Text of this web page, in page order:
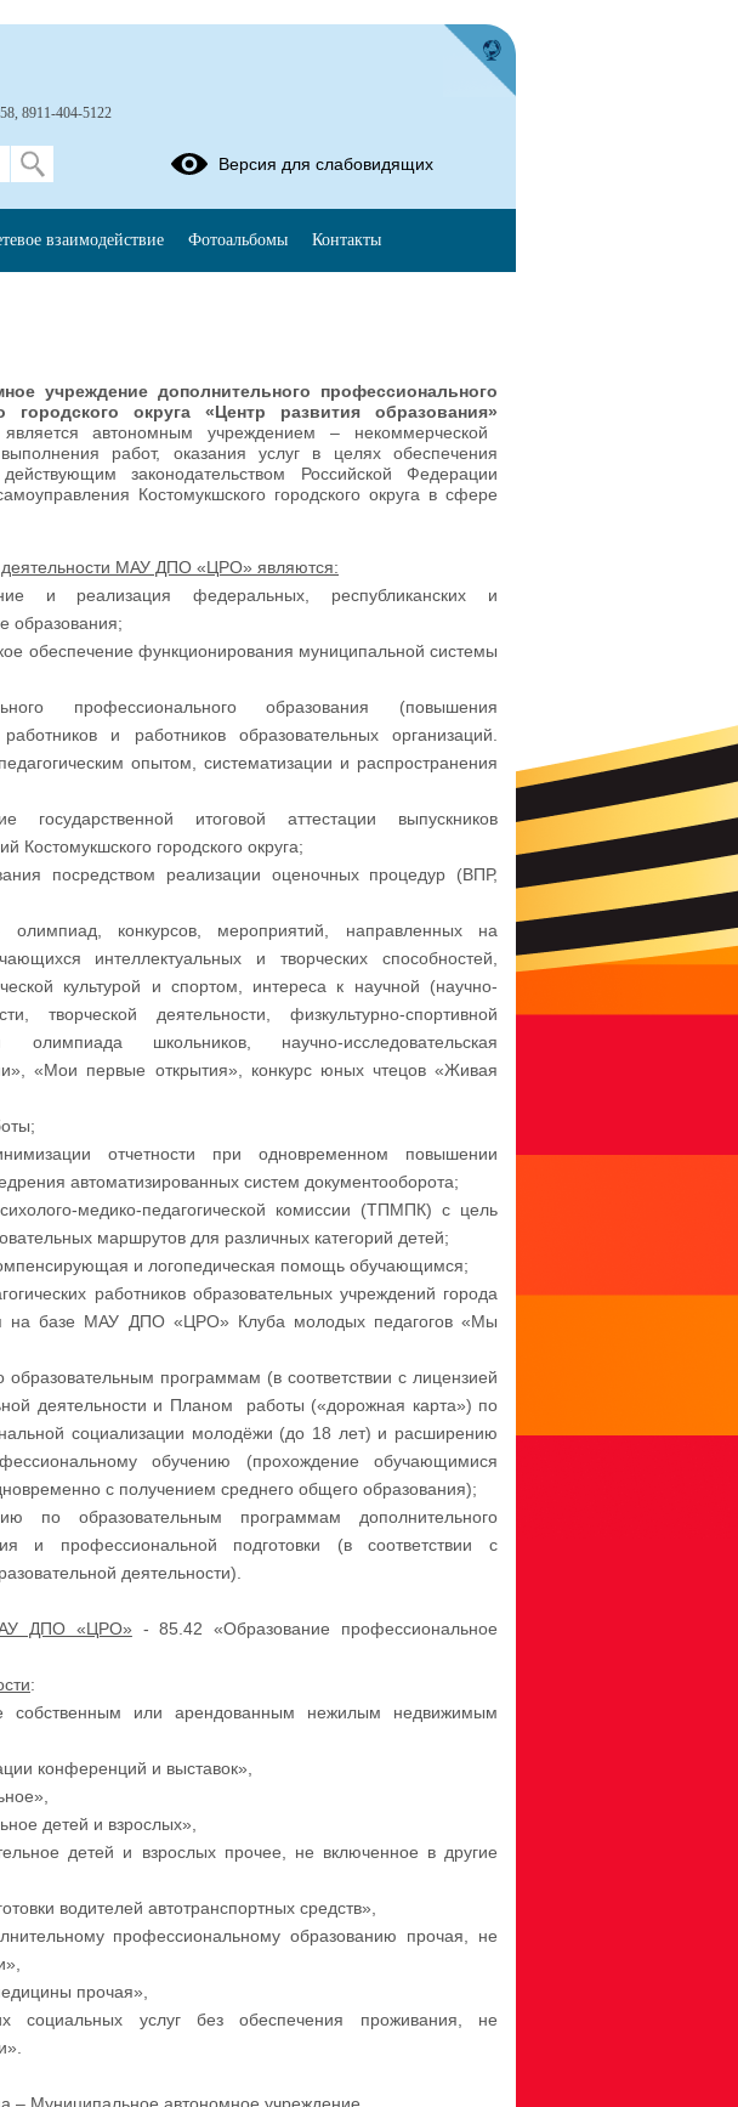
учреждение дополнительного профессионального
городского округа «Центр развития образования»
автономным учреждением – некоммерческой
работ, оказания услуг в целях обеспечения
законодательством Российской Федерации
Костомукшского городского округа в сфере
МАУ ДПО «ЦРО» являются:
и реализация федеральных, республиканских и
образования;
обеспечение функционирования муниципальной системы
профессионального образования (повышения
и работников образовательных организаций.
опытом, систематизации и распространения
итоговой аттестации выпускников
Костомукшского городского округа;
посредством реализации оценочных процедур (ВПР,
конкурсов, мероприятий, направленных на
интеллектуальных и творческих способностей,
культурой и спортом, интереса к научной (научно-
творческой деятельности, физкультурно-спортивной
олимпиада школьников, научно-исследовательская
«Мои первые открытия», конкурс юных чтецов «Живая
отчетности при одновременном повышении
автоматизированных систем документооборота;
медико-педагогической комиссии (ТПМПК) с цель
маршрутов для различных категорий детей;
и логопедическая помощь обучающимся;
работников образовательных учреждений города
на базе МАУ ДПО «ЦРО» Клуба молодых педагогов «Мы
программам (в соответствии с лицензией
деятельности и Планом работы («дорожная карта») по
социализации молодёжи (до 18 лет) и расширению
обучению (прохождение обучающимися
с получением среднего общего образования);
по образовательным программам дополнительного
и профессиональной подготовки (в соответствии с
деятельности).
ДПО «ЦРО» - 85.42 «Образование профессиональное
:
собственным или арендованным нежилым недвижимым
конференций и выставок»,
детей и взрослых»,
детей и взрослых прочее, не включенное в другие
водителей автотранспортных средств»,
профессиональному образованию прочая, не
прочая»,
социальных услуг без обеспечения проживания, не
8911-404-5122
Версия для слабовидящих
взаимодействие Фотоальбомы Контакты